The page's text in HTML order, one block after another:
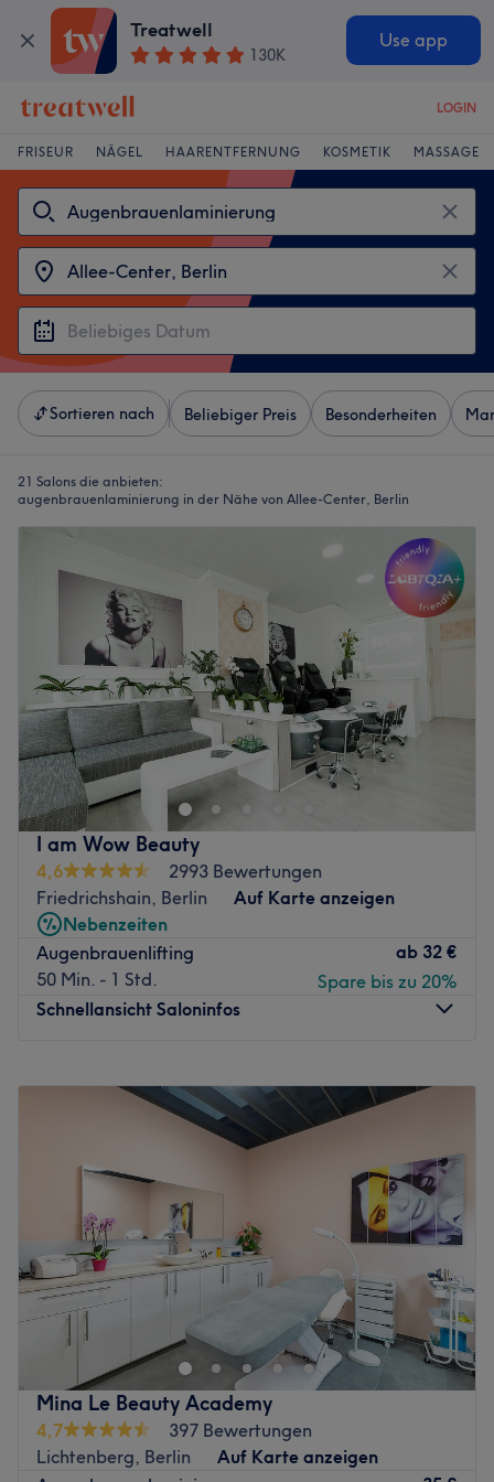
Treatwell
130K
Use app
LOGIN
FRISEUR NÄGEL HAARENTFERNUNG KOSMETIK MASSAGE
Sortieren nach Beliebiger Preis Besonderheiten
21 Salons die anbieten:
augenbrauenlaminierung in der Nähe von Allee-Center, Berlin
I am Wow Beauty
4,6
2993 Bewertungen
Friedrichshain, Berlin
Auf Karte anzeigen
Nebenzeiten
Augenbrauenlifting
50 Min. - 1 Std.
ab 32 €
Spare bis zu 20%
Schnellansicht Saloninfos
09:30 19:30
09:30
Freitag
09:30–19:30
10:00–18:00
Sonntag
Geschlossen
Tôi là Wow Beauty – in dieem tollen Salon in der
Frankfurter Allee 102 ist der Name Gesetz. Wer auf der
Suche nach tiefenwirksamen Gesichtsbehandlungen,
tollem viễn viễn Trang điểm và einer professional
Nagelpflege ist, sollte dieem Salon ở Berlin-
Friedrichshain einen Besuch abstatten. Mit den Öffis und
dem Auto superleicht zu erreichen, fehlt deinem
persönlichen Beautymoment nur noch der passende
Mina Le Beauty Academy
4,7
397 Bewertungen
Lichtenberg, Berlin
Auf Karte anzeigen